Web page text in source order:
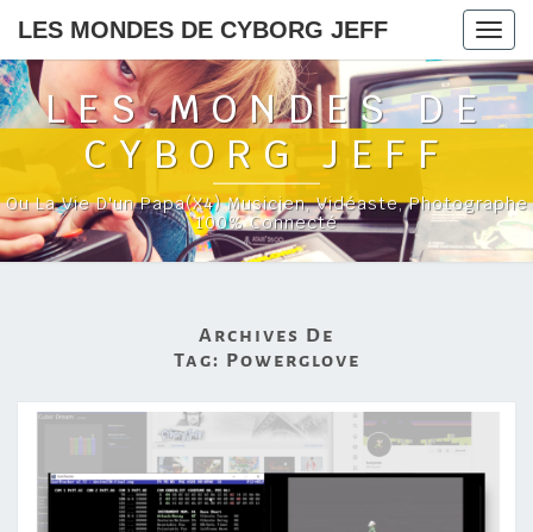
LES MONDES DE CYBORG JEFF
LES MONDES DE
CYBORG JEFF
Ou La Vie D'un Papa(x4) Musicien, Vidéaste, Photographe
100% Connecté
Archives De
Tag: Powerglove